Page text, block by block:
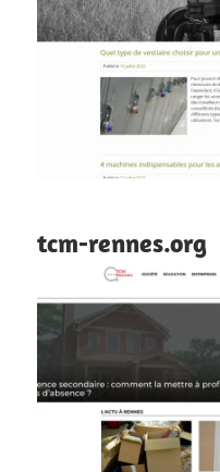
tcm-rennes.org